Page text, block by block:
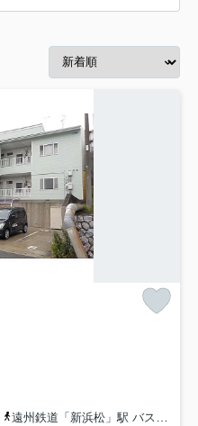
遠州鉄道「新浜松」駅 バス9分 遠鉄バス「根上松」 停歩3分